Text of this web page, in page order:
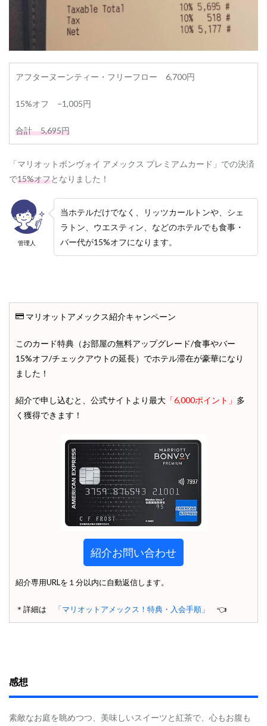
アフターヌーンティー・フリーフロー 6,700円
15%オフ −1,005円
合計 5,695円
「マリオットボンヴォイ アメックス プレミアムカード」での決済
で15%オフとなりました！
管理人
当ホテルだけでなく、リッツカールトンや、シェ
ラトン、ウエスティン、などのホテルでも食事・
バー代が15%オフになります。
マリオットアメックス紹介キャンペーン
このカード特典（お部屋の無料アップグレード/食事やバー
15%オフ/チェックアウトの延長）でホテル滞在が豪華になり
ました！
紹介で申し込むと、公式サイトより最大 「6,000ポイント」 多
く獲得できます！
紹介お問い合わせ
紹介専用URLを１分以内に自動返信します。
＊詳細は 「マリオットアメックス！特典・入会手順」 👈
感想
素敵なお庭を眺めつつ、美味しいスイーツと紅茶で、心もお腹も